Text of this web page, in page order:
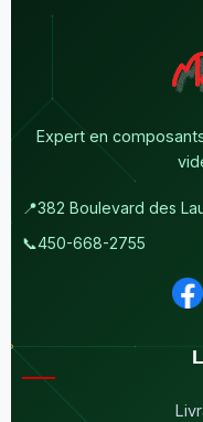
Expert en
📍382 Boulevard des
📞450-668-2755